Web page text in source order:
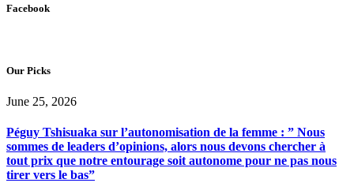
Facebook
Our Picks
June 25, 2026
Péguy Tshisuaka sur l’autonomisation de la femme : ” Nous
sommes de leaders d’opinions, alors nous devons chercher à
tout prix que notre entourage soit autonome pour ne pas nous
tirer vers le bas”